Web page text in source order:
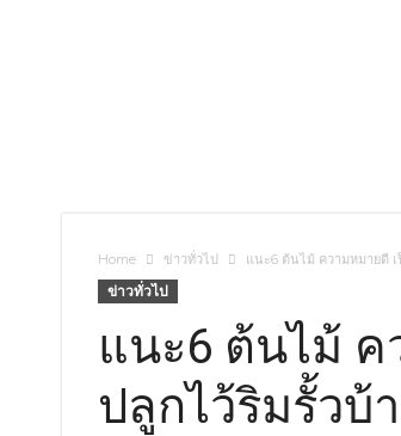
Home ข่าวทั่วไป แนะ6 ต้นไม้ ความหมายดี
ข่าวทั่วไป
แนะ6 ต้นไม้ ค
ปลูกไว้ริมรั้วบ้